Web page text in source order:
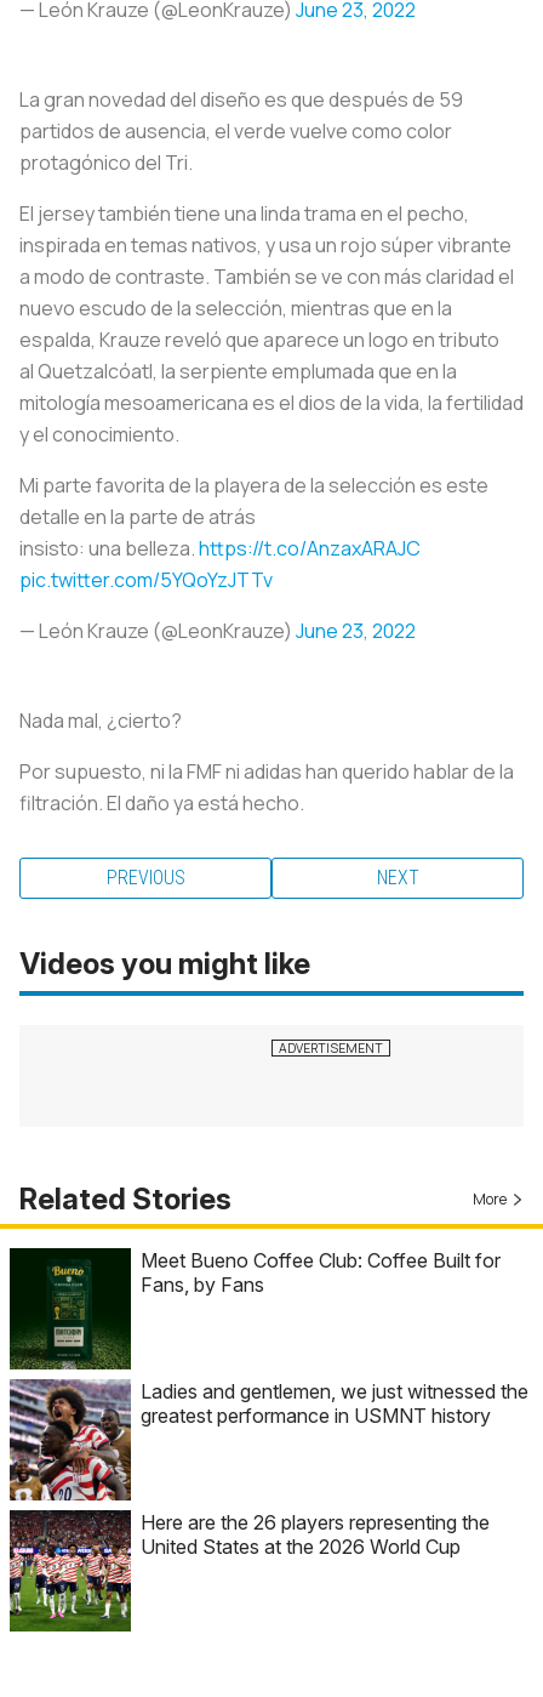
— León Krauze (@LeonKrauze) June 23, 2022
La gran novedad del diseño es que después de 59
partidos de ausencia, el verde vuelve como color
protagónico del Tri.
El jersey también tiene una linda trama en el pecho,
inspirada en temas nativos, y usa un rojo súper vibrante
a modo de contraste. También se ve con más claridad el
nuevo escudo de la selección, mientras que en la
espalda, Krauze reveló que aparece un logo en tributo
al Quetzalcóatl, la serpiente emplumada que en la
mitología mesoamericana es el dios de la vida, la fertilidad
y el conocimiento.
Mi parte favorita de la playera de la selección es este
detalle en la parte de atrás
insisto: una belleza.https://t.co/AnzaxARAJC
pic.twitter.com/5YQoYzJTTv
— León Krauze (@LeonKrauze) June 23, 2022
Nada mal, ¿cierto?
Por supuesto, ni la FMF ni adidas han querido hablar de la
filtración. El daño ya está hecho.
PREVIOUS NEXT
Videos you might like
Related Stories More
Meet Bueno Coffee Club: Coffee Built for
Fans, by Fans
Ladies and gentlemen, we just witnessed the
greatest performance in USMNT history
Here are the 26 players representing the
United States at the 2026 World Cup